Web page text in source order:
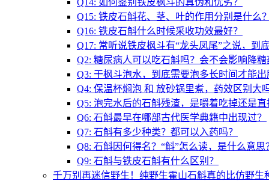
Q14: 如何鉴别铁皮枫斗的真伪和优劣？
Q15: 铁皮石斛花、茎、叶的作用分别是什么
Q16: 铁皮石斛什么时候采收功效最好？
Q17: 常听说铁皮枫斗有“龙头凤尾”之说，到
Q2: 糖尿病人可以吃石斛吗？会不会影响降糖
Q3: 干枫斗泡水，到底需要泡多长时间才能出
Q4: 保温杯焖泡 和 放砂锅里煮，药效区别大
Q5: 泡完水后的石斛残渣，是嚼着吃掉还是
Q6: 石斛最早在哪部古代医学典籍中出现过？
Q7: 石斛有多少种类？都可以入药吗？
Q8: 石斛因何得名？“斛”怎么读，是什么意思
Q9: 石斛与铁皮石斛有什么区别？
千万别再迷信野生！纯野生霍山石斛真的比仿野生